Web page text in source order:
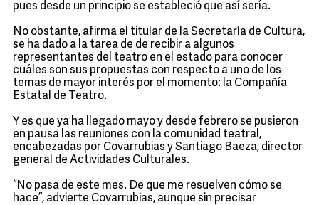
pues desde un principio se estableció que así sería.
No obstante, afirma el titular de la Secretaría de Cultura,
se ha dado a la tarea de de recibir a algunos
representantes del teatro en el estado para conocer
cuáles son sus propuestas con respecto a uno de los
temas de mayor interés por el momento: la Compañía
Estatal de Teatro.
Y es que ya ha llegado mayo y desde febrero se pusieron
en pausa las reuniones con la comunidad teatral,
encabezadas por Covarrubias y Santiago Baeza, director
general de Actividades Culturales.
“No pasa de este mes. De que me resuelven cómo se
hace”, advierte Covarrubias, aunque sin precisar